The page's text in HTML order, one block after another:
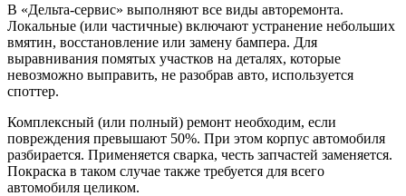
В «Дельта-сервис» выполняют все виды авторемонта.
Локальные (или частичные) включают устранение небольших
вмятин, восстановление или замену бампера. Для
выравнивания помятых участков на деталях, которые
невозможно выправить, не разобрав авто, используется
споттер.
Комплексный (или полный) ремонт необходим, если
повреждения превышают 50%. При этом корпус автомобиля
разбирается. Применяется сварка, честь запчастей заменяется.
Покраска в таком случае также требуется для всего
автомобиля целиком.